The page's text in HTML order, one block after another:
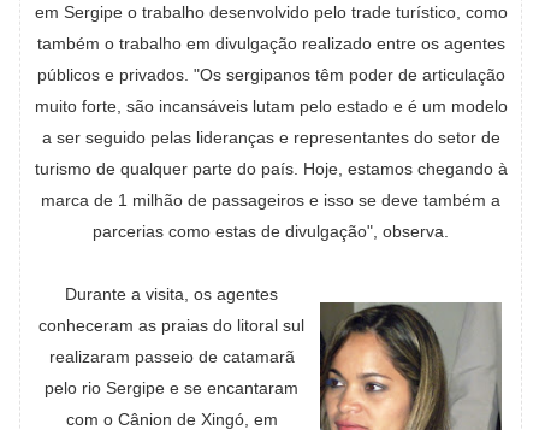
em Sergipe o trabalho desenvolvido pelo trade turístico, como
também o trabalho em divulgação realizado entre os agentes
públicos e privados. "Os sergipanos têm poder de articulação
muito forte, são incansáveis lutam pelo estado e é um modelo
a ser seguido pelas lideranças e representantes do setor de
turismo de qualquer parte do país. Hoje, estamos chegando à
marca de 1 milhão de passageiros e isso se deve também a
parcerias como estas de divulgação", observa.
Durante a visita, os agentes
conheceram as praias do litoral sul
realizaram passeio de catamarã
pelo rio Sergipe e se encantaram
com o Cânion de Xingó, em